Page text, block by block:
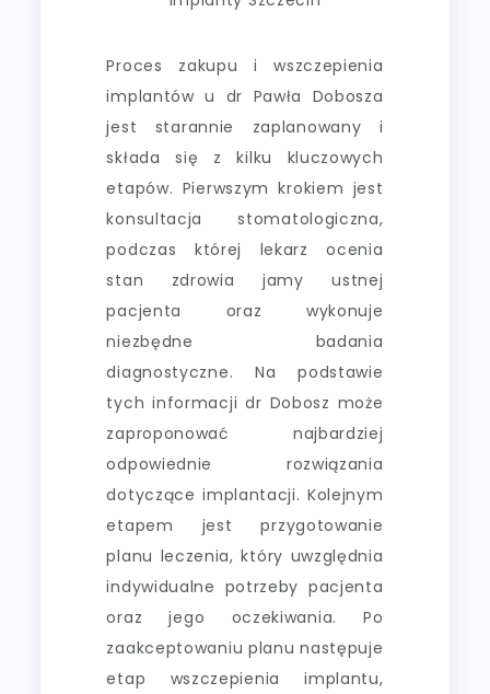
Proces zakupu i wszczepienia
implantów u dr Pawła Dobosza
jest starannie zaplanowany i
składa się z kilku kluczowych
etapów. Pierwszym krokiem jest
konsultacja stomatologiczna,
podczas której lekarz ocenia
stan zdrowia jamy ustnej
pacjenta oraz wykonuje
niezbędne badania
diagnostyczne. Na podstawie
tych informacji dr Dobosz może
zaproponować najbardziej
odpowiednie rozwiązania
dotyczące implantacji. Kolejnym
etapem jest przygotowanie
planu leczenia, który uwzględnia
indywidualne potrzeby pacjenta
oraz jego oczekiwania. Po
zaakceptowaniu planu następuje
etap wszczepienia implantu,